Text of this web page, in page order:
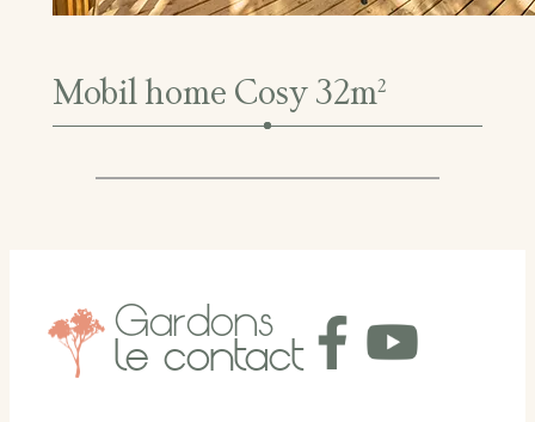
Mobil home Cosy 32m²
Gardons
le contact